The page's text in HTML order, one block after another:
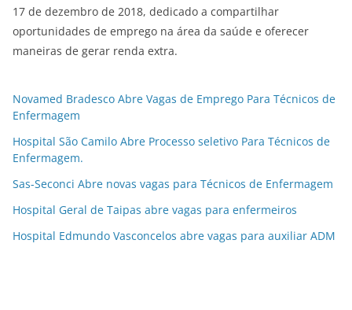
17 de dezembro de 2018, dedicado a compartilhar
oportunidades de emprego na área da saúde e oferecer
maneiras de gerar renda extra.
Novamed Bradesco Abre Vagas de Emprego Para Técnicos de
Enfermagem
Hospital São Camilo Abre Processo seletivo Para Técnicos de
Enfermagem.
Sas-Seconci Abre novas vagas para Técnicos de Enfermagem
Hospital Geral de Taipas abre vagas para enfermeiros
Hospital Edmundo Vasconcelos abre vagas para auxiliar ADM